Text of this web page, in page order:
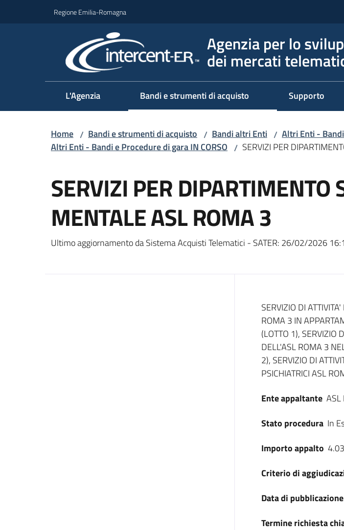
Regione Emilia-Romagna
Agenzia per lo
dei mercati
L'Agenzia Bandi e strumenti di acquisto Supporto
Home / Bandi e strumenti di acquisto / Bandi altri Enti / Altri Enti -
Altri Enti - Bandi e Procedure di gara IN CORSO / SERVIZI PER
SERVIZI PER DIPARTIMENTO
MENTALE ASL ROMA 3
Ultimo aggiornamento da Sistema Acquisti Telematici - SATER: 26/02/2026
Dati del bando
SERVIZIO DI
ROMA 3 IN
(LOTTO 1), SERVIZIO
DELL'ASL ROMA 3
2), SERVIZIO DI
PSICHIATRICI ASL
Ente appaltante ASL
Stato procedura In
Importo appalto
Criterio di
Data di
Termine richiesta